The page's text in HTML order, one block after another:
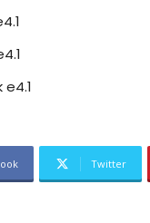
Twitter